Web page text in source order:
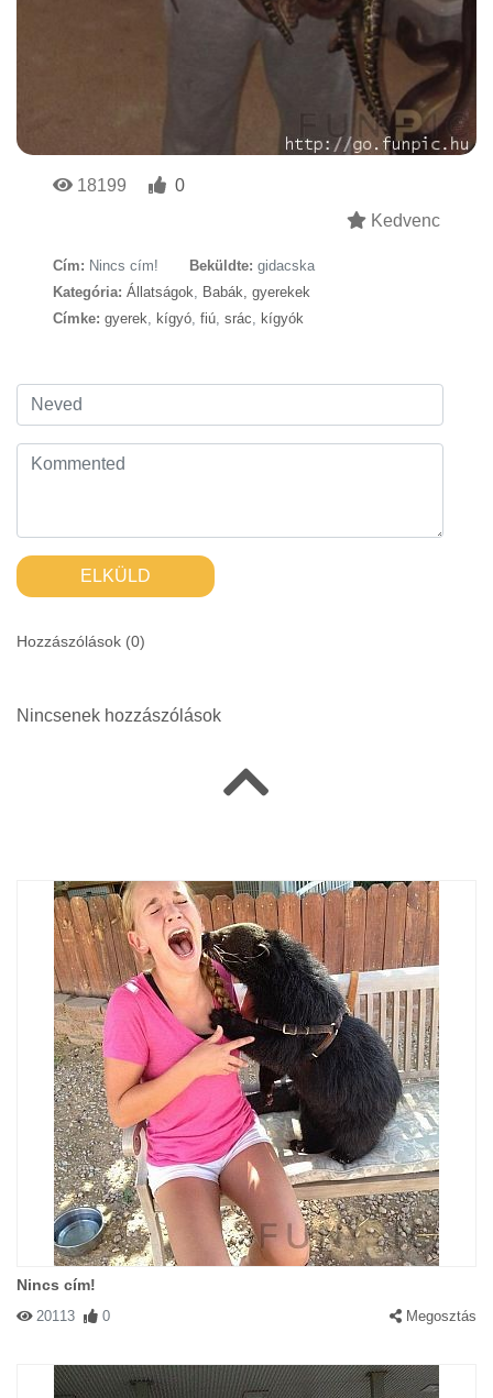
18199
0
Kedvenc
Cím: Nincs cím! Beküldte: gidacska
Kategória: Állatságok
Babák, gyerekek
Címke: gyerek kígyó fiú srác kígyók
ELKÜLD
Hozzászólások (0)
Nincsenek hozzászólások
Nincs cím!
20113 0 Megosztás